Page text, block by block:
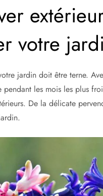
votre
jardin doit être terne.
les mois les plus
De la délicate